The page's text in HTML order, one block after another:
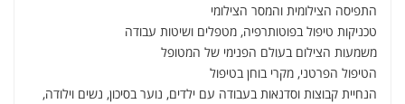
התפיסה הצילומית והמסר הצילומי
טכניקות טיפול בפוטותרפיה, מטפלים ושיטות עבודה
משמעות הצילום בעולם הפנימי של המטופל
הטיפול הפרטני, מקרי בוחן בטיפול
הנחיית קבוצות וסדנאות בעבודה עם ילדים, נוער בסיכון, נשים וילודה,